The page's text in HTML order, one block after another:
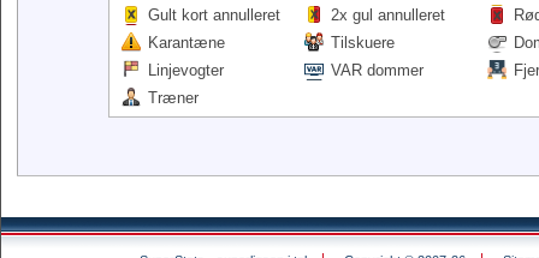
Gult kort annulleret
2x gul annulleret
Karantæne
Tilskuere
Linjevogter
VAR dommer
Træner